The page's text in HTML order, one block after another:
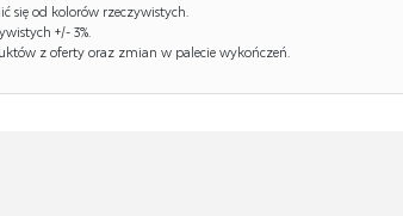
się od kolorów rzeczywistych.
+/- 3%.
z oferty oraz zmian w palecie wykończeń.